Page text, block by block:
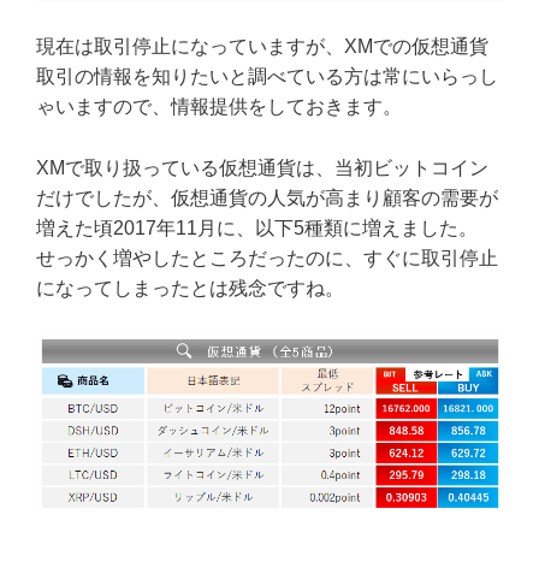
現在は取引停止になっていますが、XMでの仮想通貨
取引の情報を知りたいと調べている方は常にいらっし
ゃいますので、情報提供をしておきます。
XMで取り扱っている仮想通貨は、当初ビットコイン
だけでしたが、仮想通貨の人気が高まり顧客の需要が
増えた頃2017年11月に、以下5種類に増えました。
せっかく増やしたところだったのに、すぐに取引停止
になってしまったとは残念ですね。